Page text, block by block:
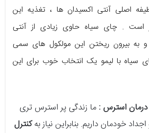
اصلی آنتی اکسیدان ها ، تغذیه این
است . چای سیاه حاوی زیادی از آنتی
به بیرون ریختن این مولکول های سمی
با لیمو یک انتخاب خوب برای این
استرس : ما زندگی پر استرس تری
خودمان داریم. بنابراین نیاز بهکنترل